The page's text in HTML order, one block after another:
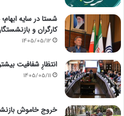
شستا در سایه
کارگران و
1405/05/12
انتظارِ شفافیت
1405/05/11
خروج خاموش